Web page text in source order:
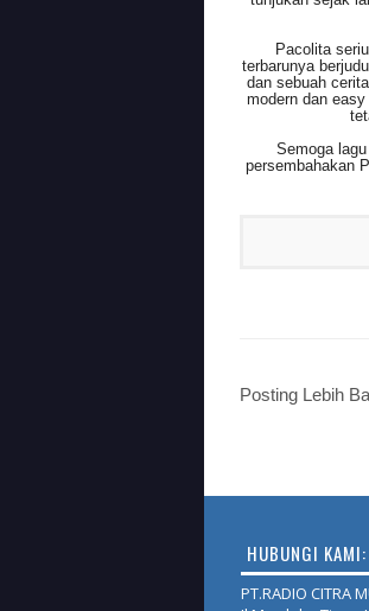
Pacolita
terbarunya
dan sebuah
modern dan
Semoga
persembahakan
Posting Lebih
HUBUNGI KAMI:
PT.RADIO CITRA